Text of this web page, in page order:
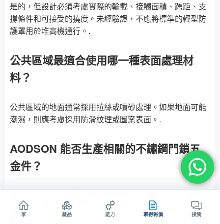
是的，但設計必須考慮實際的輪載、接觸面積、跨距、支
撐條件和可接受的撓度。未經驗證，不應將標準的輕型防
護罩用於堆高機通行。.
公共區域最適合使用哪一種表面處理材
料？
公共區域的地面通常採用拉絲或噴砂處理。如果地面可能
潮濕，則應考慮採用防滑紋理或圖案表面。.
AODSON 能否生產相關的不鏽鋼門鎖五
金件？
機鑰匙、鉸鏈、鎖具、機械加工零件以及相關的OEM不鏽
鋼五金件。.
家 產品 能力 取得報價 接觸